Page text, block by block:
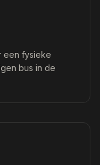
een fysieke
bus in de